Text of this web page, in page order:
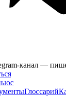
канал —
Глоссарий